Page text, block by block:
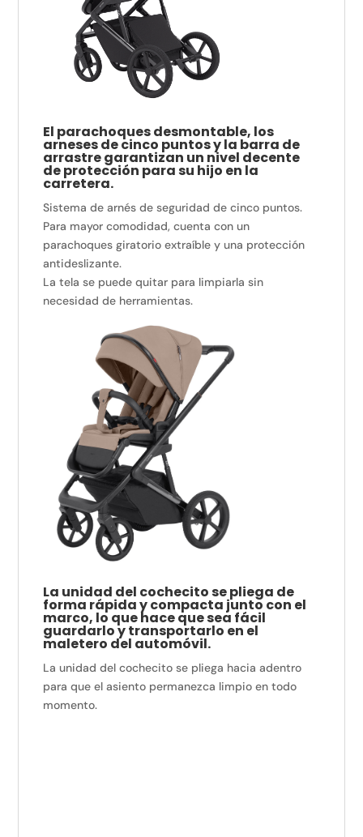
El parachoques desmontable, los
arneses de cinco puntos y la barra de
arrastre garantizan un nivel decente
de protección para su hijo en la
carretera.
Sistema de arnés de seguridad de cinco puntos.
Para mayor comodidad, cuenta con un
parachoques giratorio extraíble y una protección
antideslizante.
La tela se puede quitar para limpiarla sin
necesidad de herramientas.
La unidad del cochecito se pliega de
forma rápida y compacta junto con el
marco, lo que hace que sea fácil
guardarlo y transportarlo en el
maletero del automóvil.
La unidad del cochecito se pliega hacia adentro
para que el asiento permanezca limpio en todo
momento.